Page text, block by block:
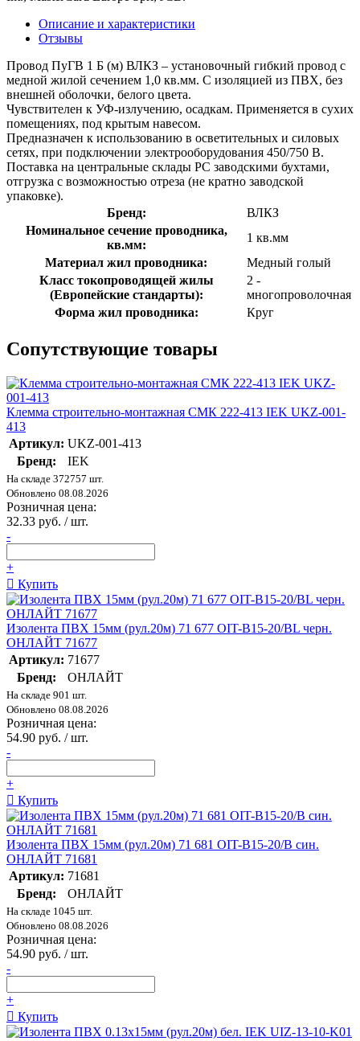
Описание и характеристики
Отзывы
Провод ПуГВ 1 Б (м) ВЛКЗ – установочный гибкий провод с
медной жилой сечением 1,0 кв.мм. С изоляцией из ПВХ, без
внешней оболочки, белого цвета.
Чувствителен к УФ-излучению, осадкам. Применяется в сухих
помещениях, под крытым навесом.
Предназначен к использованию в осветительных и силовых
сетях, при подключении электрооборудования 450/750 В.
Поставка на центральные склады РС заводскими бухтами,
отгрузка с возможностью отреза (не кратно заводской
упаковке).
Бренд:
ВЛКЗ
Номинальное сечение проводника,
кв.мм:
1 кв.мм
Материал жил проводника:
Медный голый
Класс токопроводящей жилы
(Европейские стандарты):
2 -
многопроволочная
Форма жил проводника:
Круг
Сопутствующие товары
Клемма строительно-монтажная СМК 222-413 IEK UKZ-001-
413
Артикул: UKZ-001-413
Бренд:
IEK
На складе 372757 шт.
Обновлено 08.08.2026
Розничная цена:
32.33 руб. / шт.
-
+
Купить
Изолента ПВХ 15мм (рул.20м) 71 677 OIT-B15-20/BL черн.
ОНЛАЙТ 71677
Артикул: 71677
Бренд:
ОНЛАЙТ
На складе 901 шт.
Обновлено 08.08.2026
Розничная цена:
54.90 руб. / шт.
-
+
Купить
Изолента ПВХ 15мм (рул.20м) 71 681 OIT-B15-20/B син.
ОНЛАЙТ 71681
Артикул: 71681
Бренд:
ОНЛАЙТ
На складе 1045 шт.
Обновлено 08.08.2026
Розничная цена:
54.90 руб. / шт.
-
+
Купить